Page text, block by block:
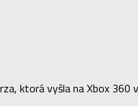
ktorá vyšla na Xbox 360